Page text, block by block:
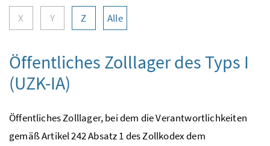
X Y Z Alle
Öffentliches Zolllager des Typs I
(UZK-IA)
Öffentliches Zolllager, bei dem die Verantwortlichkeiten
gemäß Artikel 242 Absatz 1 des Zollkodex dem